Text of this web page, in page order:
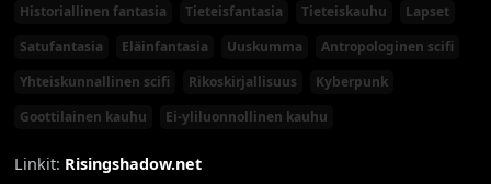
Historiallinen fantasia
Tieteisfantasia Tieteiskauhu
Lapset
Satufantasia
Eläinfantasia Uuskumma
Antropologinen scifi
Yhteiskunnallinen scifi
Rikoskirjallisuus
Kyberpunk
Goottilainen kauhu
Ei-yliluonnollinen kauhu
Linkit: Risingshadow.net